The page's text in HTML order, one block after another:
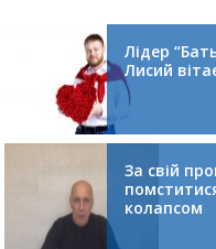
Лідер
Лисий
За свій
колапсом